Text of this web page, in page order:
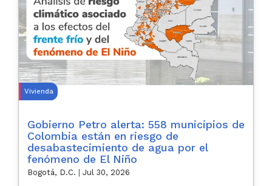
Vivienda
Gobierno Petro alerta: 558 municipios de
Colombia están en riesgo de
desabastecimiento de agua por el
fenómeno de El Niño
Bogotá, D.C. Jul 30, 2026